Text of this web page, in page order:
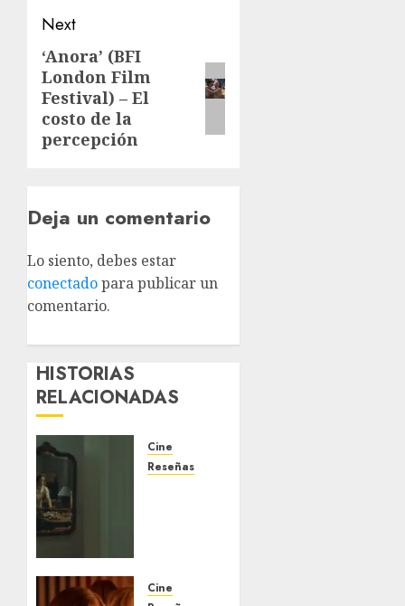
Next
‘Anora’ (BFI
London Film
Festival) – El
costo de la
percepción
Deja un comentario
Lo siento, debes estar
conectadopara publicar un
comentario.
HISTORIAS
RELACIONADAS
Cine
Reseñas
estrella
Cine